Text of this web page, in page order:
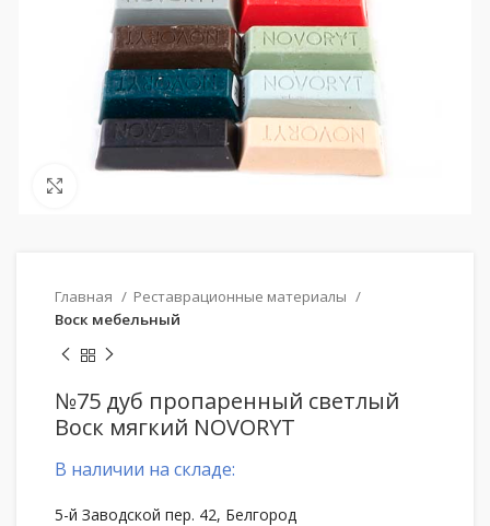
Главная
Реставрационные материалы
Воск мебельный
№75 дуб пропаренный светлый
Воск мягкий NOVORYT
В наличии на складе:
5-й Заводской пер. 42, Белгород